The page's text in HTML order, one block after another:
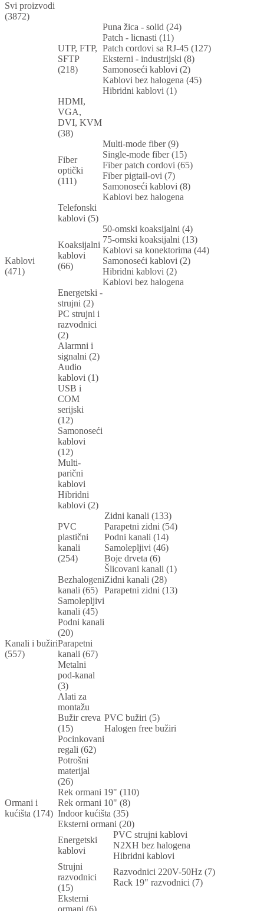
Svi proizvodi
(3872)
Kablovi
(471)
UTP, FTP,
SFTP
(218)
Puna žica - solid (24)
Patch - licnasti (11)
Patch cordovi sa RJ-45 (127)
Eksterni - industrijski (8)
Samonoseći kablovi (2)
Kablovi bez halogena (45)
Hibridni kablovi (1)
HDMI,
VGA,
DVI, KVM
(38)
Fiber
optički
(111)
Multi-mode fiber (9)
Single-mode fiber (15)
Fiber patch cordovi (65)
Fiber pigtail-ovi (7)
Samonoseći kablovi (8)
Kablovi bez halogena
Telefonski
kablovi (5)
Koaksijalni
kablovi
(66)
50-omski koaksijalni (4)
75-omski koaksijalni (13)
Kablovi sa konektorima (44)
Samonoseći kablovi (2)
Hibridni kablovi (2)
Kablovi bez halogena
Energetski -
strujni (2)
PC strujni i
razvodnici
(2)
Alarmni i
signalni (2)
Audio
kablovi (1)
USB i
COM
serijski
(12)
Samonoseći
kablovi
(12)
Multi-
parični
kablovi
Hibridni
kablovi (2)
Kanali i bužiri
(557)
PVC
plastični
kanali
(254)
Zidni kanali (133)
Parapetni zidni (54)
Podni kanali (14)
Samolepljivi (46)
Boje drveta (6)
Šlicovani kanali (1)
Bezhalogeni
kanali (65)
Zidni kanali (28)
Parapetni zidni (13)
Samolepljivi
kanali (45)
Podni kanali
(20)
Parapetni
kanali (67)
Metalni
pod-kanal
(3)
Alati za
montažu
Bužir creva
(15)
PVC bužiri (5)
Halogen free bužiri
Pocinkovani
regali (62)
Potrošni
materijal
(26)
Ormani i
kućišta (174)
Rek ormani 19" (110)
Rek ormani 10" (8)
Indoor kućišta (35)
Eksterni ormani (20)
Energetski
kablovi
PVC strujni kablovi
N2XH bez halogena
Hibridni kablovi
Strujni
razvodnici
(15)
Razvodnici 220V-50Hz (7)
Rack 19" razvodnici (7)
Eksterni